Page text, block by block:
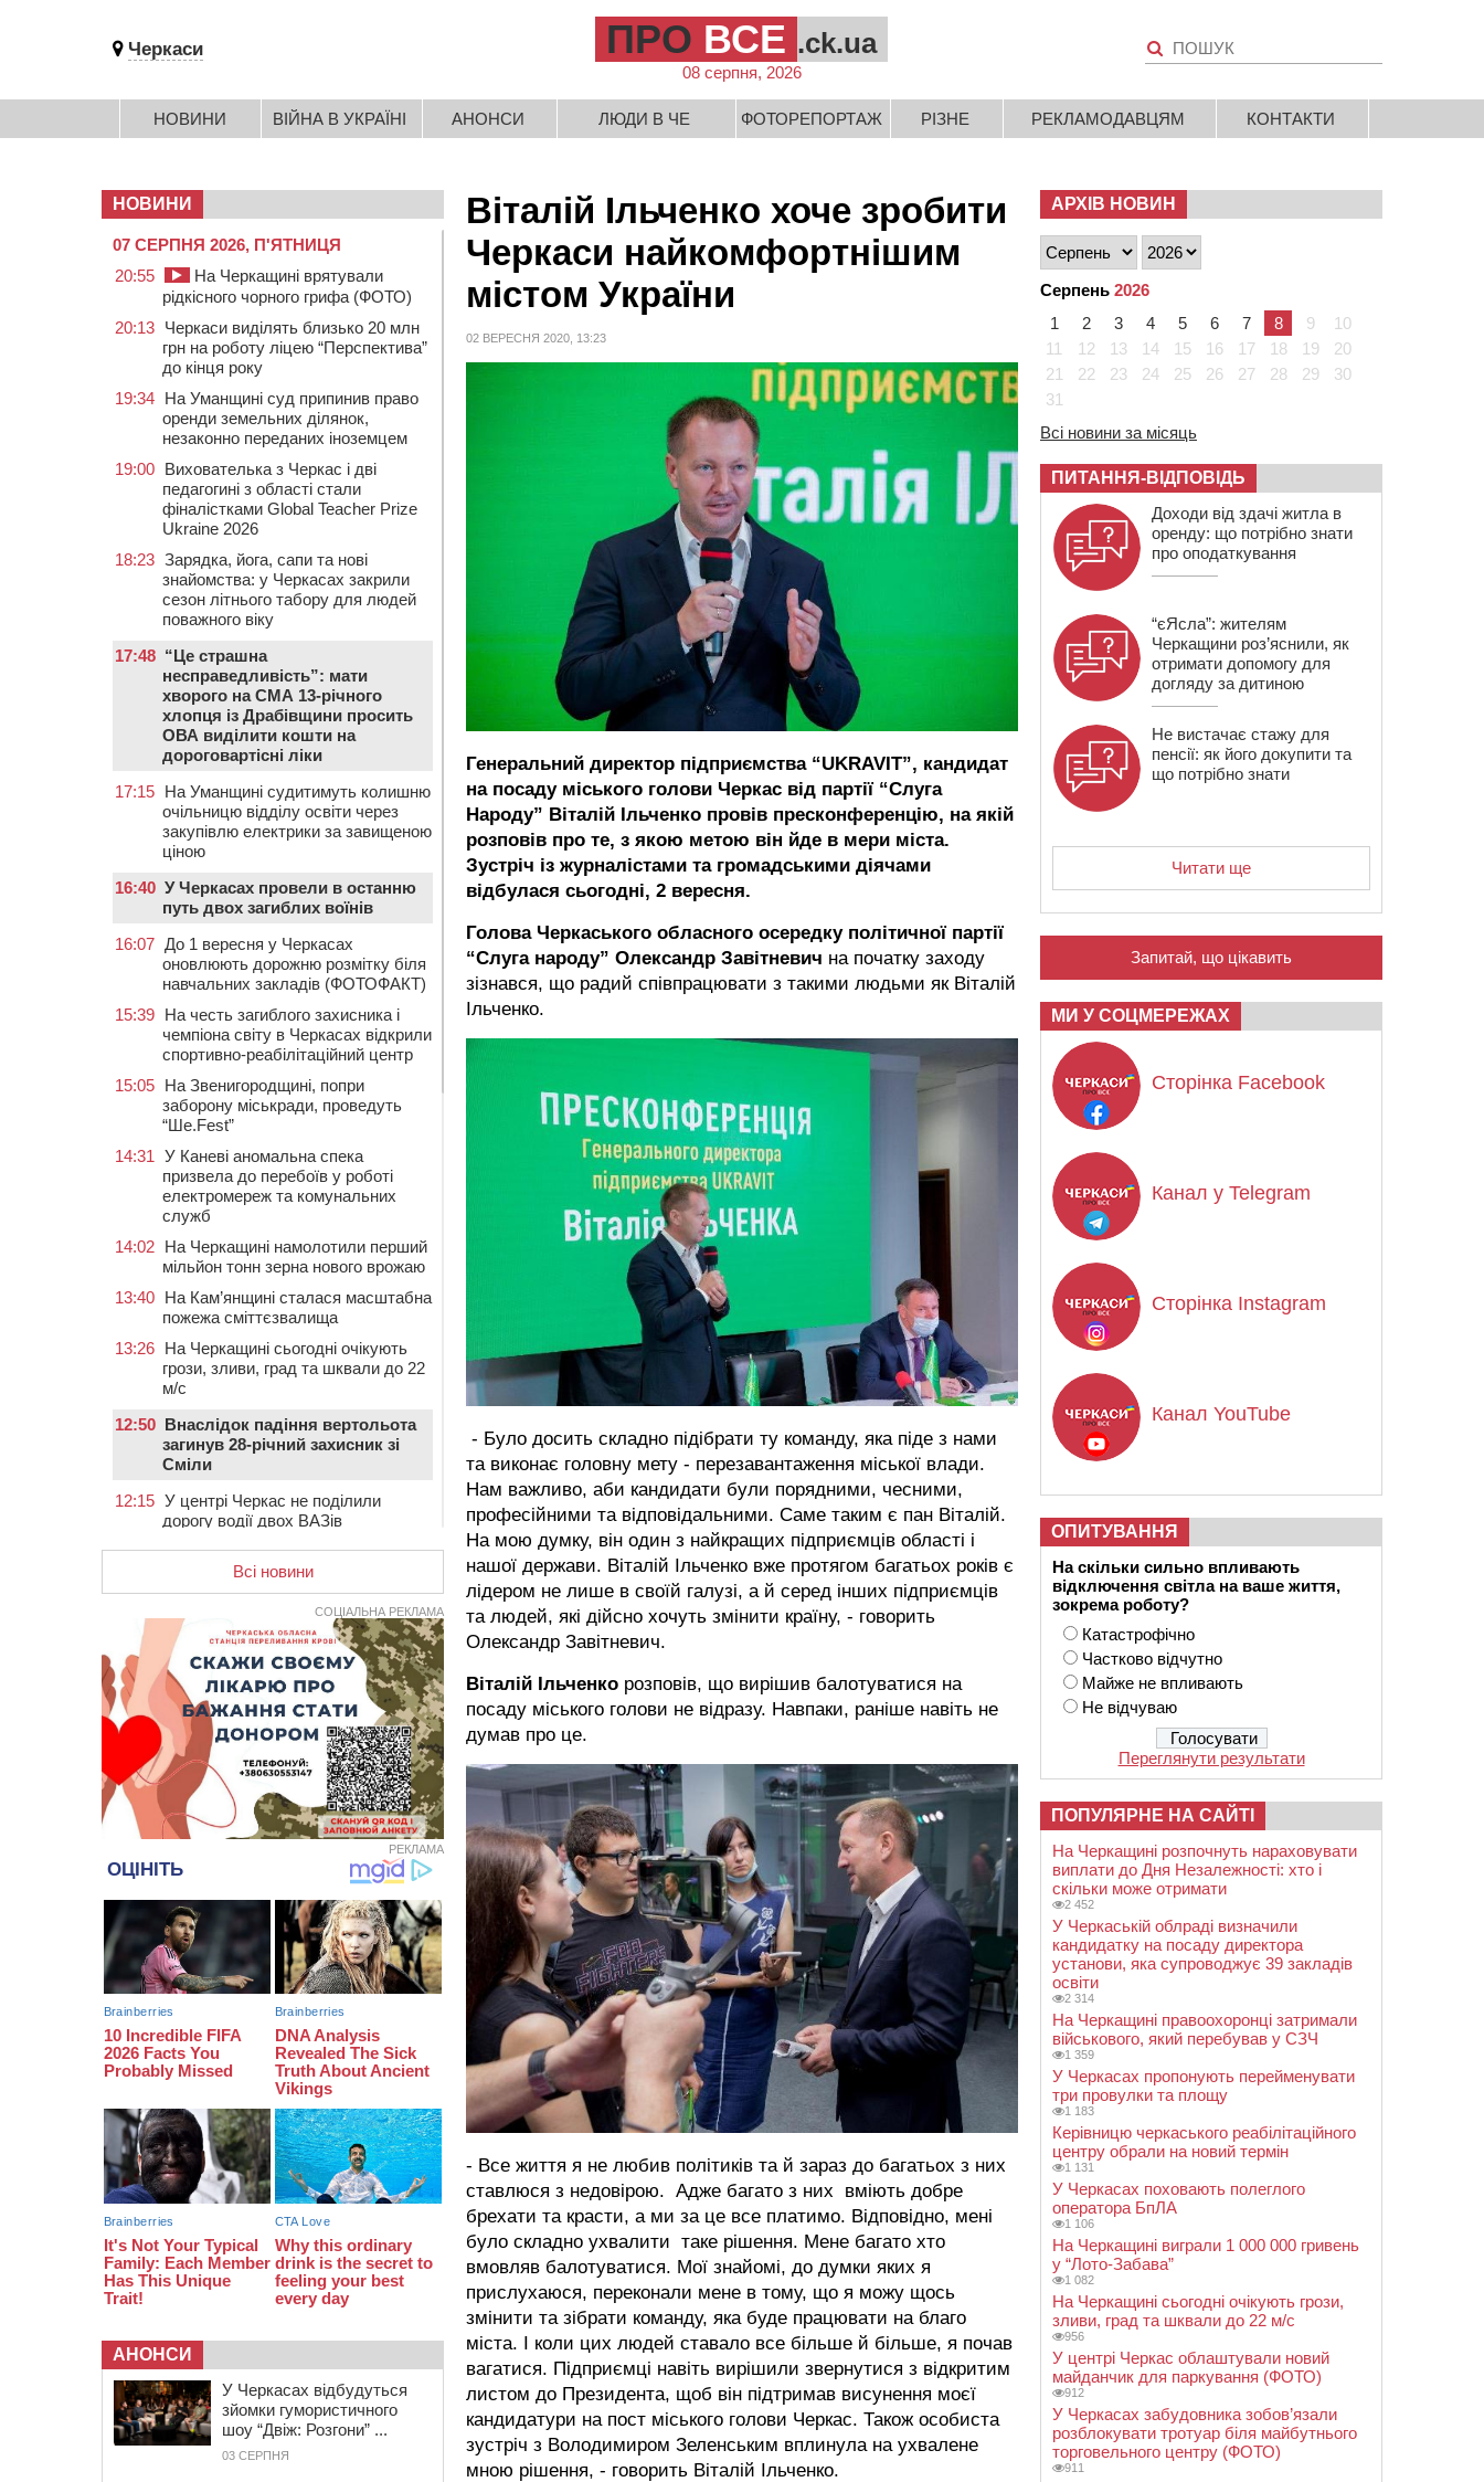
Черкаси ПРО ВСЕ .ck.ua
08 серпня, 2026
НОВИНИ ВІЙНА В УКРАЇНІ АНОНСИ ЛЮДИ В ЧЕ ФОТОРЕПОРТАЖ РІЗНЕ РЕКЛАМОДАВЦЯМ КОНТАКТИ
Віталій Ільченко хоче зробити
Черкаси найкомфортнішим
містом України
02 ВЕРЕСНЯ 2020, 13:23
Генеральний директор підприємства “UKRAVIT”, кандидат
на посаду міського голови Черкас від партії “Слуга
Народу” Віталій Ільченко провів пресконференцію, на якій
розповів про те, з якою метою він йде в мери міста.
Зустріч із журналістами та громадськими діячами
відбулася сьогодні, 2 вересня.
Голова Черкаського обласного осередку політичної партії
“Слуга народу” Олександр Завітневич на початку заходу
зізнався, що радий співпрацювати з такими людьми як Віталій
Ільченко.
- Було досить складно підібрати ту команду, яка піде з нами
та виконає головну мету - перезавантаження міської влади.
Нам важливо, аби кандидати були порядними, чесними,
професійними та відповідальними. Саме таким є пан Віталій.
На мою думку, він один з найкращих підприємців області і
нашої держави. Віталій Ільченко вже протягом багатьох років є
лідером не лише в своїй галузі, а й серед інших підприємців
та людей, які дійсно хочуть змінити країну, - говорить
Олександр Завітневич.
Віталій Ільченко розповів, що вирішив балотуватися на
посаду міського голови не відразу. Навпаки, раніше навіть не
думав про це.
- Все життя я не любив політиків та й зараз до багатьох з них
ставлюся з недовірою. Адже багато з них вміють добре
брехати та красти, а ми за це все платимо. Відповідно, мені
було складно ухвалити таке рішення. Мене багато хто
вмовляв балотуватися. Мої знайомі, до думки яких я
прислухаюся, переконали мене в тому, що я можу щось
змінити та зібрати команду, яка буде працювати на благо
міста. І коли цих людей ставало все більше й більше, я почав
вагатися. Підприємці навіть вирішили звернутися з відкритим
листом до Президента, щоб він підтримав висунення моєї
кандидатури на пост міського голови Черкас. Також особиста
зустріч з Володимиром Зеленським вплинула на ухвалене
мною рішення, - говорить Віталій Ільченко.
НОВИНИ
07 СЕРПНЯ 2026, П'ЯТНИЦЯ
20:55
На Черкащині врятували
рідкісного чорного грифа (ФОТО)
20:13 Черкаси виділять близько 20 млн
грн на роботу ліцею “Перспектива”
до кінця року
19:34 На Уманщині суд припинив право
оренди земельних ділянок,
незаконно переданих іноземцем
19:00 Вихователька з Черкас і дві
педагогині з області стали
фіналістками Global Teacher Prize
Ukraine 2026
18:23 Зарядка, йога, сапи та нові
знайомства: у Черкасах закрили
сезон літнього табору для людей
поважного віку
17:48 “Це страшна
несправедливість”: мати
хворого на СМА 13-річного
хлопця із Драбівщини просить
ОВА виділити кошти на
дороговартісні ліки
17:15 На Уманщині судитимуть колишню
очільницю відділу освіти через
закупівлю електрики за завищеною
ціною
16:40 У Черкасах провели в останню
путь двох загиблих воїнів
16:07 До 1 вересня у Черкасах
оновлюють дорожню розмітку біля
навчальних закладів (ФОТОФАКТ)
15:39 На честь загиблого захисника і
чемпіона світу в Черкасах відкрили
спортивно-реабілітаційний центр
15:05 На Звенигородщині, попри
заборону міськради, проведуть
“Ше.Fest”
14:31 У Каневі аномальна спека
призвела до перебоїв у роботі
електромереж та комунальних
служб
14:02 На Черкащині намолотили перший
мільйон тонн зерна нового врожаю
13:40 На Кам’янщині сталася масштабна
пожежа сміттєзвалища
13:26 На Черкащині сьогодні очікують
грози, зливи, град та шквали до 22
м/с
12:50 Внаслідок падіння вертольота
загинув 28-річний захисник зі
Сміли
12:15 У центрі Черкас не поділили
дорогу водії двох ВАЗів
11:29 У Черкасах до середини серпня
обмежать рух транспорту на трьох
вулицях
10:54 На Черкащині кількість укриттів
збільшилась уп’ятеро з початку
повномасштабної війни
10:15
У Черкасах водій Audi Q5
спричинив аварію, не пропустивши
інший кросовер
09:42 “Черкасиводоканал” пропонує
підвищити тарифи на воду та
водовідведення з 2027 року
09:08 Встановити гойдалки, карусель і
закупити іграшки: у Черкасах
просять покращити умови в
дитсадку
08:22
“На щиті” у Чорнобаївську
громаду повертається полеглий
біля Кліщіївки воїн
07:30 Понад 968 мільйонів гривень
земельного податку сплатили на
Черкащині
06 СЕРПНЯ 2026, ЧЕТВЕР
21:13 Вісім медалей, з яких чотири
золоті: черкаські спортсмени
тріумфували на чемпіонаті України
Всі новини
СОЦІАЛЬНА РЕКЛАМА
РЕКЛАМА
АНОНСИ
У Черкасах відбудуться
зйомки гумористичного
шоу “Двіж: Розгони” ...
03 СЕРПНЯ
АРХІВ НОВИН
Серпень 2026
1
2 3 4 5 6 7 8 9
10
11
12 13 14 15 16 17 18 19
20
21
22 23 24 25 26 27 28 29
30
31
Всі новини за місяць
ПИТАННЯ-ВІДПОВІДЬ
Доходи від здачі житла в
оренду: що потрібно знати
про оподаткування
“єЯсла”: жителям
Черкащини роз’яснили, як
отримати допомогу для
догляду за дитиною
Не вистачає стажу для
пенсії: як його докупити та
що потрібно знати
Читати ще
Запитай, що цікавить
МИ У СОЦМЕРЕЖАХ
Сторінка Facebook
Канал у Telegram
Сторінка Instagram
Канал YouTube
ОПИТУВАННЯ
На скільки сильно впливають
відключення світла на ваше життя,
зокрема роботу?
Катастрофічно
Частково відчутно
Майже не впливають
Не відчуваю
Переглянути результати
ПОПУЛЯРНЕ НА САЙТІ
На Черкащині розпочнуть нараховувати
виплати до Дня Незалежності: хто і
скільки може отримати
2 452
У Черкаській облраді визначили
кандидатку на посаду директора
установи, яка супроводжує 39 закладів
освіти
2 314
На Черкащині правоохоронці затримали
військового, який перебував у СЗЧ
1 359
У Черкасах пропонують перейменувати
три провулки та площу
1 183
Керівницю черкаського реабілітаційного
центру обрали на новий термін
1 131
У Черкасах поховають полеглого
оператора БпЛА
1 106
На Черкащині виграли 1 000 000 гривень
у “Лото-Забава”
1 082
На Черкащині сьогодні очікують грози,
зливи, град та шквали до 22 м/с
956
У центрі Черкас облаштували новий
майданчик для паркування (ФОТО)
912
У Черкасах забудовника зобов’язали
розблокувати тротуар біля майбутнього
торговельного центру (ФОТО)
911